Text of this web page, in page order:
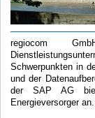
regiocom
Schwerpunkten in
und der
der SAP AG
Energieversorger an.